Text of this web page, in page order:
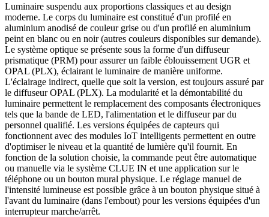
Luminaire suspendu aux proportions classiques et au design
moderne. Le corps du luminaire est constitué d'un profilé en
aluminium anodisé de couleur grise ou d'un profilé en aluminium
peint en blanc ou en noir (autres couleurs disponibles sur demande).
Le système optique se présente sous la forme d'un diffuseur
prismatique (PRM) pour assurer un faible éblouissement UGR et
OPAL (PLX), éclairant le luminaire de manière uniforme.
L'éclairage indirect, quelle que soit la version, est toujours assuré par
le diffuseur OPAL (PLX). La modularité et la démontabilité du
luminaire permettent le remplacement des composants électroniques
tels que la bande de LED, l'alimentation et le diffuseur par du
personnel qualifié. Les versions équipées de capteurs qui
fonctionnent avec des modules IoT intelligents permettent en outre
d'optimiser le niveau et la quantité de lumière qu'il fournit. En
fonction de la solution choisie, la commande peut être automatique
ou manuelle via le système CLUE IN et une application sur le
téléphone ou un bouton mural physique. Le réglage manuel de
l'intensité lumineuse est possible grâce à un bouton physique situé à
l'avant du luminaire (dans l'embout) pour les versions équipées d'un
interrupteur marche/arrêt.